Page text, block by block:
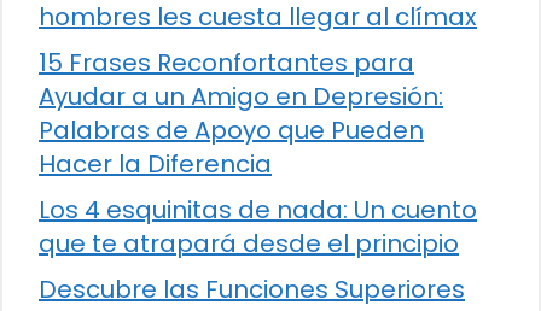
hombres les cuesta llegar al clímax
15 Frases Reconfortantes para
Ayudar a un Amigo en Depresión:
Palabras de Apoyo que Pueden
Hacer la Diferencia
Los 4 esquinitas de nada: Un cuento
que te atrapará desde el principio
Descubre las Funciones Superiores